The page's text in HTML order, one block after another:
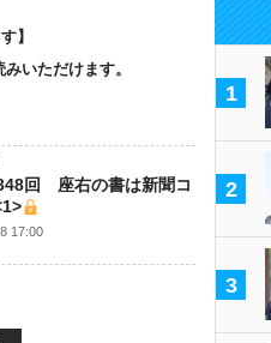
】
いただけます。
回 座右の書は新聞コ
17:00
1
2
3